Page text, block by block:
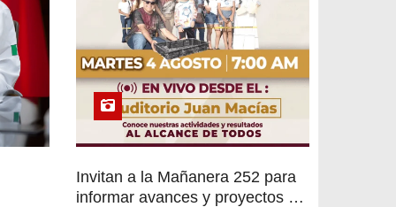
Invitan a la Mañanera 252 para
informar avances y proyectos de